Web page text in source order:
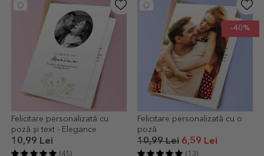
Felicitare personalizată cu
poză și text - Elegance
10,99 Lei
(45)
-40%
Felicitare personalizată cu o
poză
10,99 Lei 6,59 Lei
(13)